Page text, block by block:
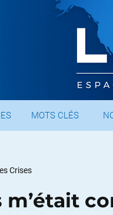
MOTS CLÉS
Crises
m’était